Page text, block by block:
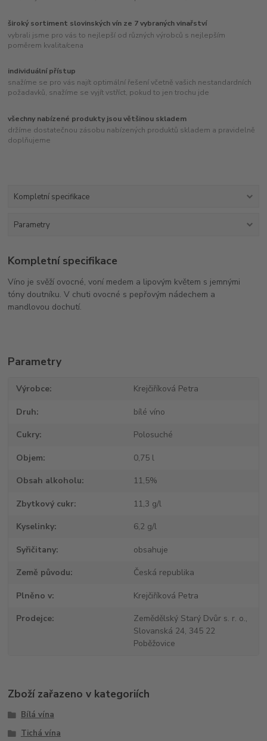
široký sortiment slovinských vín ze 7 vybraných vinařství
vybrali jsme pro vás to nejlepší od různých výrobců s nejlepším
poměrem kvalita/cena
individuální přístup
snažíme se pro vás najít optimální řešení včetně vašich nestandardních
požadavků, snažíme se vyjít vstříct, pokud to jen trochu jde
všechny nabízené produkty jsou většinou skladem
držíme dostatečnou zásobu nabízených produktů skladem a pravidelně
doplňujeme
Kompletní specifikace
Parametry
Kompletní specifikace
Víno je svěží ovocné, voní medem a lipovým květem s jemnými
tóny doutníku. V chuti ovocné s pepřovým nádechem a
mandlovou dochutí.
Parametry
Výrobce Krejčiříková Petra
Druh bílé víno
Cukry Polosuché
Objem 0,75 l
Obsah alkoholu 11,5%
Zbytkový cukr 11,3 g/l
Kyselinky 6,2 g/l
Syřičitany obsahuje
Země původu Česká republika
Plněno v Krejčiříková Petra
Prodejce
Zemědělský Starý Dvůr s. r. o.,
Slovanská 24, 345 22
Poběžovice
Zboží zařazeno v kategoriích
Bílá vína
Tichá vína